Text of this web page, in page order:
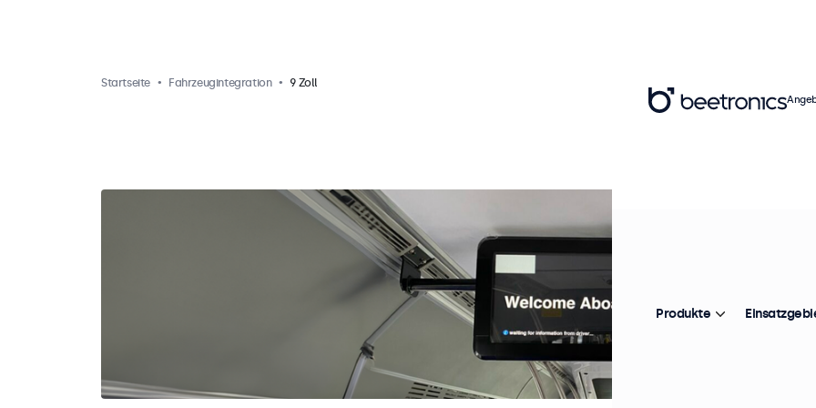
Startseite Fahrzeugintegration 9 Zoll
Produkte